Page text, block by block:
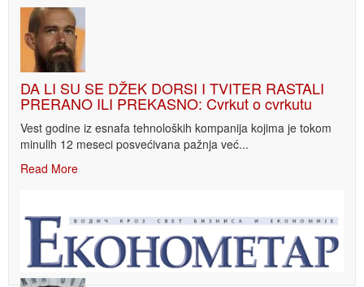
DA LI SU SE DŽEK DORSI I TVITER RASTALI
PRERANO ILI PREKASNO: Cvrkut o cvrkutu
Vest godine iz esnafa tehnoloških kompanija kojima je tokom
minulih 12 meseci posvećivana pažnja već...
Read More